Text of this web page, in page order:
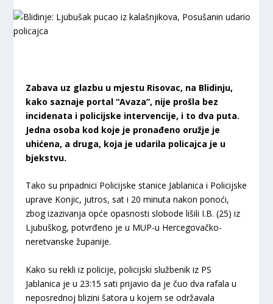
Zabava uz glazbu u mjestu Risovac, na Blidinju,
kako saznaje portal “Avaza”, nije prošla bez
incidenata i policijske intervencije, i to dva puta.
Jedna osoba kod koje je pronađeno oružje je
uhićena, a druga, koja je udarila policajca je u
bjekstvu.
Tako su pripadnici Policijske stanice Jablanica i Policijske
uprave Konjic, jutros, sat i 20 minuta nakon ponoći,
zbog izazivanja opće opasnosti slobode lišili I.B. (25) iz
Ljubuškog, potvrđeno je u MUP-u Hercegovačko-
neretvanske županije.
Kako su rekli iz policije, policijski službenik iz PS
Jablanica je u 23:15 sati prijavio da je čuo dva rafala u
neposrednoj blizini šatora u kojem se održavala